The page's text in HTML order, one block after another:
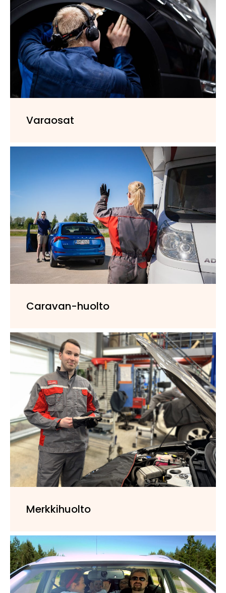
Varaosat
Caravan-huolto
Merkkihuolto